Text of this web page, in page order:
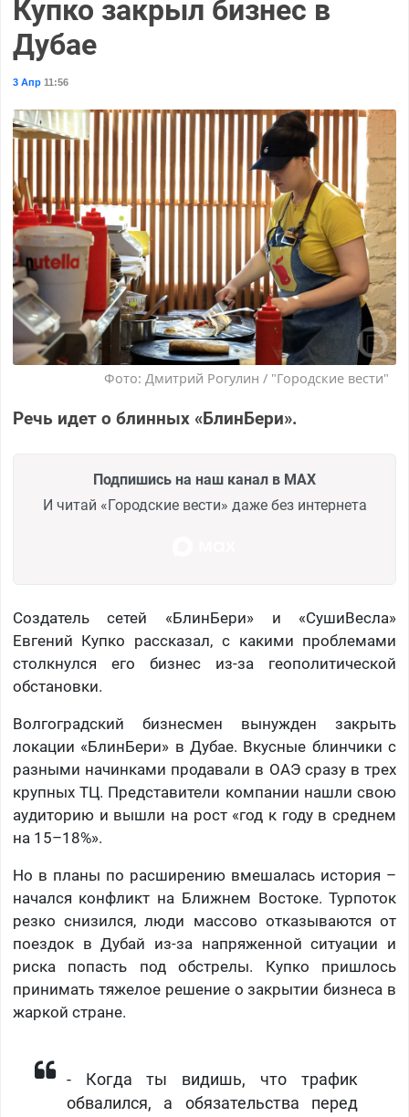
Купко закрыл бизнес в
Дубае
3 Апр11:56
Фото: Дмитрий Рогулин / "Городские вести"
Речь идет о блинных «БлинБери».
Подпишись на наш канал в MAX
И читай «Городские вести» даже без интернета
Создатель сетей «БлинБери» и «СушиВесла»
Евгений Купко рассказал, с какими проблемами
столкнулся его бизнес из-за геополитической
обстановки.
Волгоградский бизнесмен вынужден закрыть
локации «БлинБери» в Дубае. Вкусные блинчики с
разными начинками продавали в ОАЭ сразу в трех
крупных ТЦ. Представители компании нашли свою
аудиторию и вышли на рост «год к году в среднем
на 15–18%».
Но в планы по расширению вмешалась история –
начался конфликт на Ближнем Востоке. Турпоток
резко снизился, люди массово отказываются от
поездок в Дубай из-за напряженной ситуации и
риска попасть под обстрелы. Купко пришлось
принимать тяжелое решение о закрытии бизнеса в
жаркой стране.
- Когда ты видишь, что трафик
обвалился, а обязательства перед